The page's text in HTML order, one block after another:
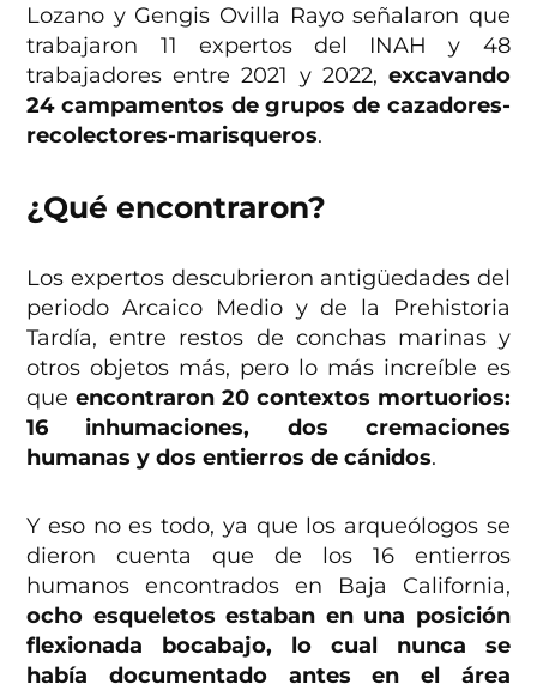
Lozano y Gengis Ovilla Rayo señalaron que
trabajaron 11 expertos del INAH y 48
trabajadores entre 2021 y 2022, excavando
24 campamentos de grupos de cazadores-
recolectores-marisqueros.
¿Qué encontraron?
Los expertos descubrieron antigüedades del
periodo Arcaico Medio y de la Prehistoria
Tardía, entre restos de conchas marinas y
otros objetos más, pero lo más increíble es
queencontraron 20 contextos mortuorios:
16 inhumaciones, dos cremaciones
humanas y dos entierros de cánidos.
Y eso no es todo, ya que los arqueólogos se
dieron cuenta que de los 16 entierros
humanos encontrados en Baja California,
ocho esqueletos estaban en una posición
flexionada bocabajo, lo cual nunca se
había documentado antes en el área